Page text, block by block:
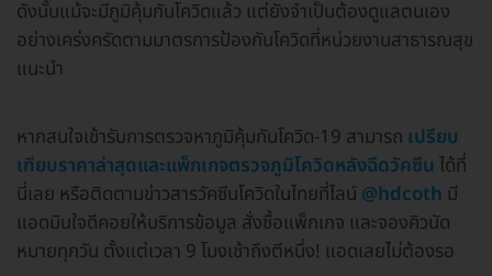
ดังนั้นแม้จะมีภูมิคุ้มกันโควิดแล้ว แต่ยังจำเป็นต้องดูแลตนเอง
อย่างเคร่งครัดตามมาตรการป้องกันโควิดที่หน่วยงานสาธารณสุข
แนะนำ
หากสนใจเข้ารับการตรวจหาภูมิคุ้มกันโควิด-19 สามารถ เปรียบ
เทียบราคาล่าสุดและแพ็กเกจตรวจภูมิโควิดหลังฉีดวัคซีน ได้ที่
นี่เลย หรือติดตามข่าวสารวัคซีนโควิดในไทยที่ไลน์ @hdcoth มี
แอดมินใจดีคอยให้บริการข้อมูล สั่งซื้อแพ็กเกจ และจองคิวนัด
หมายทุกวัน ตั้งแต่เวลา 9 โมงเช้าถึงตีหนึ่ง! แอดเลยไม่ต้องรอ